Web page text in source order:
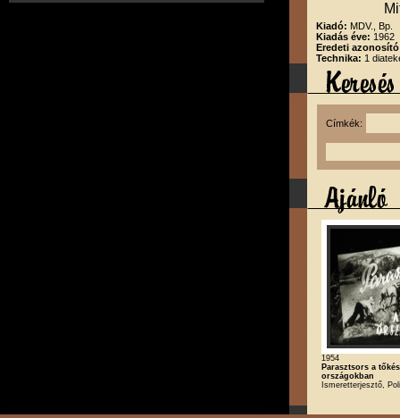
Kiadó: MDV., Bp.
Kiadás éve: 1962
Eredeti
Technika: 1
Címkék:
1954
Parasztsors a tőkés
országokban
Ismeretterjesztő,